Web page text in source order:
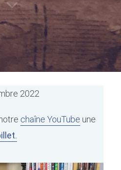
2022
chaîne YouTube une
.